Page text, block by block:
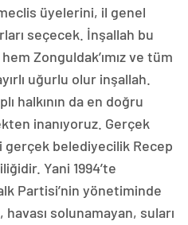
üyelerini, il genel
seçecek. İnşallah bu
Zonguldak’ımız ve tüm
uğurlu olur inşallah.
halkının da en doğru
inanıyoruz. Gerçek
belediyecilik Recep
Yani 1994’te
Partisi’nin yönetiminde
solunamayan, suları